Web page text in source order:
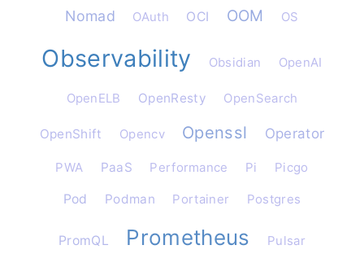
Nomad OAuth OCI OOM OS
Observability Obsidian OpenAI
OpenELB OpenResty OpenSearch
OpenShift Opencv Openssl Operator
PWA PaaS Performance Pi Picgo
Pod Podman Portainer Postgres
PromQL Prometheus Pulsar